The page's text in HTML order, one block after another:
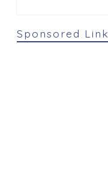
Sponsored Link